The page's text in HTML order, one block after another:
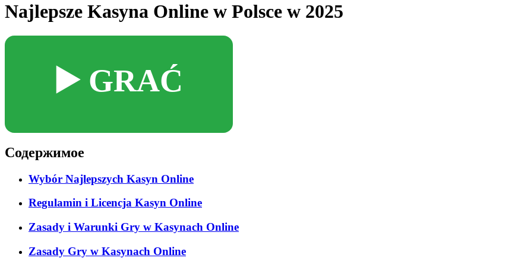
Najlepsze Kasyna Online w Polsce w 2025
▶️ GRAĆ
Содержимое
Wybór Najlepszych Kasyn Online
Regulamin i Licencja Kasyn Online
Zasady i Warunki Gry w Kasynach Online
Zasady Gry w Kasynach Online